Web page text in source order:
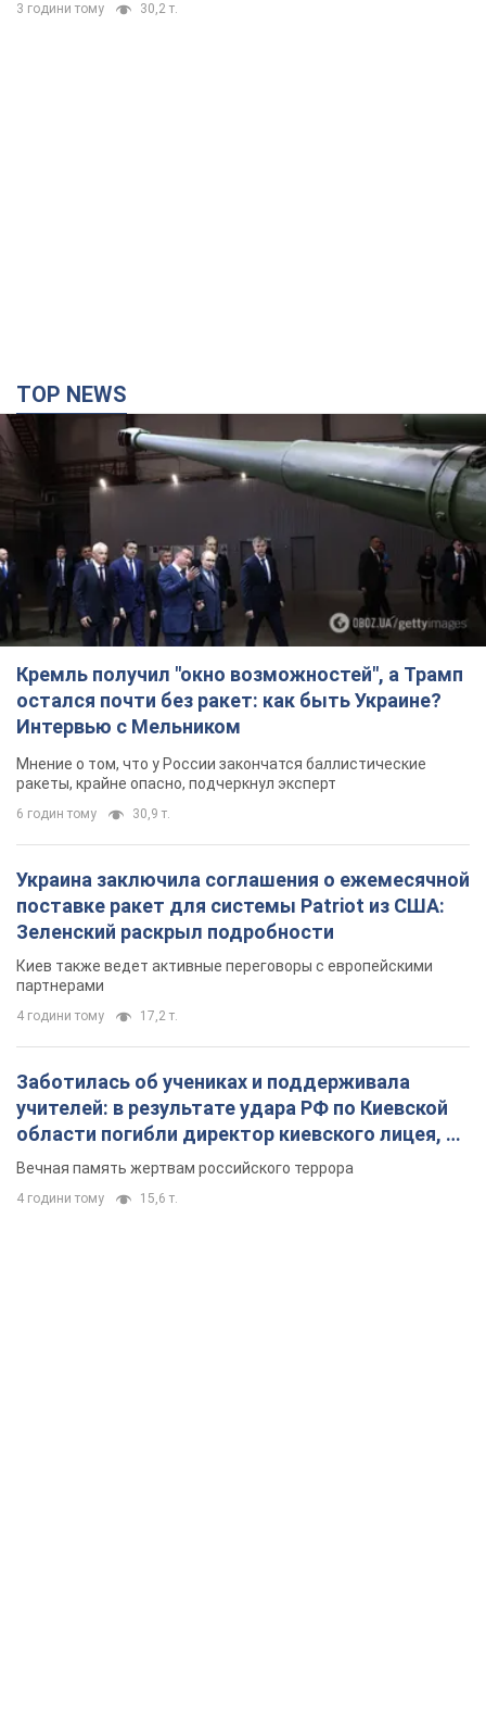
3 години тому 30,2 т.
TOP NEWS
Кремль получил "окно возможностей", а Трамп
остался почти без ракет: как быть Украине?
Интервью с Мельником
Мнение о том, что у России закончатся баллистические
ракеты, крайне опасно, подчеркнул эксперт
6 годин тому 30,9 т.
Украина заключила соглашения о ежемесячной
поставке ракет для системы Patriot из США:
Зеленский раскрыл подробности
Киев также ведет активные переговоры с европейскими
партнерами
4 години тому 17,2 т.
Заботилась об учениках и поддерживала
учителей: в результате удара РФ по Киевской
области погибли директор киевского лицея, её
муж и внук
Вечная память жертвам российского террора
4 години тому 15,6 т.